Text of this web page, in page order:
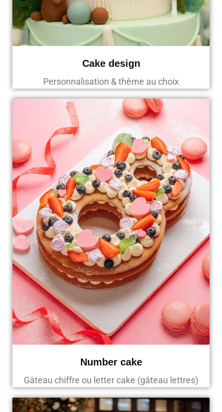
Cake design
Personnalisation & thème au choix
Number cake
Gâteau chiffre ou letter cake (gâteau lettres)